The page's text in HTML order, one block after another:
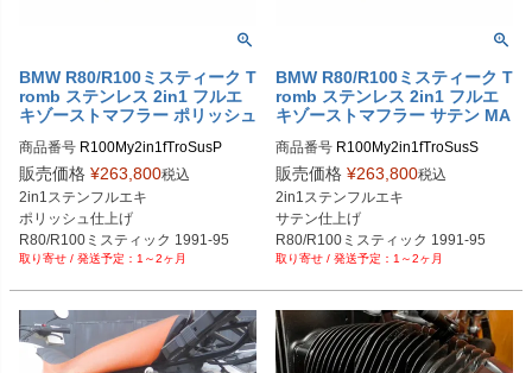
BMW R80/R100ミスティーク T
romb ステンレス 2in1 フルエ
キゾーストマフラー ポリッシュ
商品番号 R100My2in1fTroSusP
※メーカーSKUなし
https://www.massmoto.it/prodotto/imp
ianto-completo-2-in-1-con-tromb-ino
x-curve-bmw-r80-r100-mystic-dal-19
ポリッシュ仕上げを選択してくださ
販売価格 ¥263,800税込
2in1ステンフルエキ
ポリッシュ仕上げ
R80/R100ミスティック 1991-95
1～2ヶ月
BMW R80/R100ミスティーク T
romb ステンレス 2in1 フルエ
キゾーストマフラー サテン MA
商品番号 R100My2in1fTroSusS
※メーカーSKUなし
https://www.massmoto.it/prodotto/imp
ianto-completo-2-in-1-con-tromb-ino
x-curve-bmw-r80-r100-mystic-dal-19
サテン仕上げを選択してください
販売価格 ¥263,800税込
2in1ステンフルエキ
サテン仕上げ
R80/R100ミスティック 1991-95
1～2ヶ月